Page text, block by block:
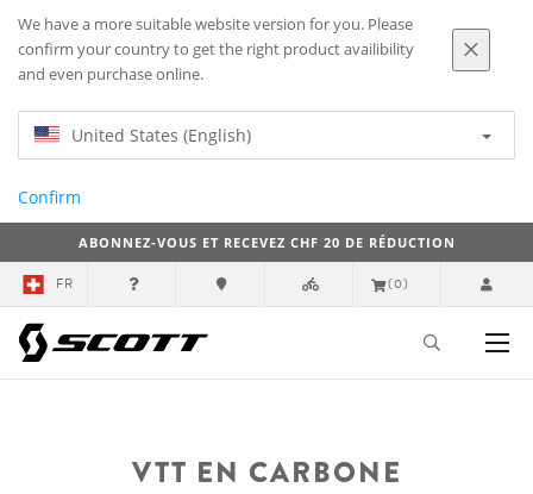
We have a more suitable website version for you. Please
confirm your country to get the right product availibility
and even purchase online.
United States (English)
Confirm
ABONNEZ-VOUS ET RECEVEZ CHF 20 DE RÉDUCTION
FR (0)
VTT EN CARBONE